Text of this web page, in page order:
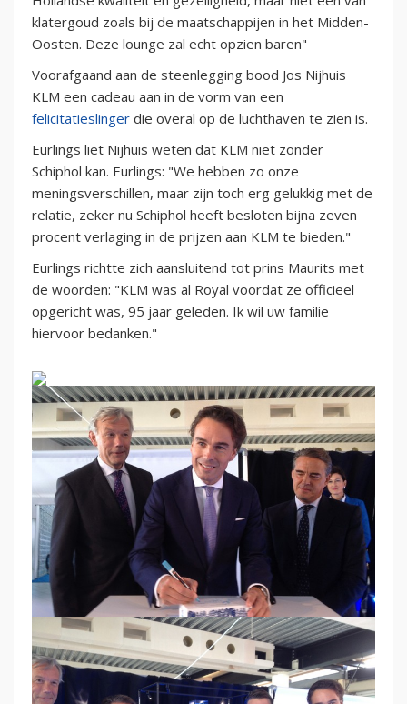
klatergoud zoals bij de maatschappijen in het Midden-
Oosten. Deze lounge zal echt opzien baren"
Voorafgaand aan de steenlegging bood Jos Nijhuis
KLM een cadeau aan in de vorm van een
felicitatieslinger die overal op de luchthaven te zien is.
Eurlings liet Nijhuis weten dat KLM niet zonder
Schiphol kan. Eurlings: "We hebben zo onze
meningsverschillen, maar zijn toch erg gelukkig met de
relatie, zeker nu Schiphol heeft besloten bijna zeven
procent verlaging in de prijzen aan KLM te bieden."
Eurlings richtte zich aansluitend tot prins Maurits met
de woorden: "KLM was al Royal voordat ze officieel
opgericht was, 95 jaar geleden. Ik wil uw familie
hiervoor bedanken."